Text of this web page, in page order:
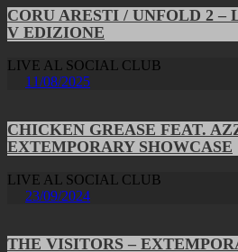
CORU ARESTI / UNFOLD 2 –
V EDIZIONE
LIVE AL SOCIAL CLUB
11/08/2025
CHICKEN GREASE FEAT.
EXTEMPORARY SHOWCASE
LIVE AL SOCIAL CLUB
23/09/2024
THE VISITORS –